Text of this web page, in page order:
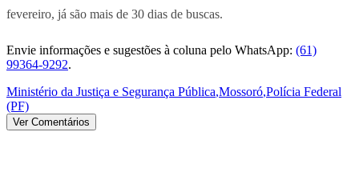
fevereiro, já são mais de 30 dias de buscas.
Envie informações e sugestões à coluna pelo WhatsApp: (61)
99364-9292.
Ministério da Justiça e Segurança Pública,Mossoró,Polícia Federal
(PF)
Ver Comentários